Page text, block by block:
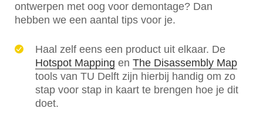
ontwerpen met oog voor demontage? Dan
hebben we een aantal tips voor je.
Haal zelf eens een product uit elkaar. De
Hotspot Mapping en The Disassembly Map
tools van TU Delft zijn hierbij handig om zo
stap voor stap in kaart te brengen hoe je dit
doet.